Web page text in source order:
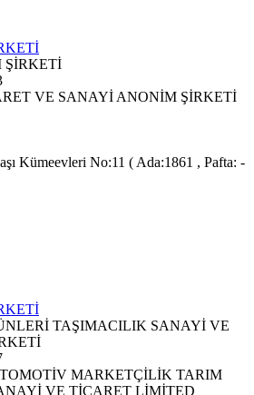
ŞİRKETİ
VE SANAYİ ANONİM ŞİRKETİ
Kümeevleri No:11 ( Ada:1861 , Pafta: -
TAŞIMACILIK SANAYİ VE
MARKETÇİLİK TARIM
VE TİCARET LİMİTED